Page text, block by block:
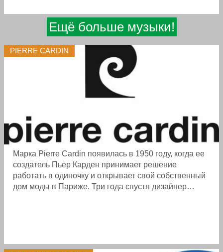
Ещё больше музыки!
PIERRE CARDIN
Марка Pierre Cardin появилась в 1950 году, когда ее
создатель Пьер Карден принимает решение
работать в одиночку и открывает свой собственный
дом моды в Париже. Три года спустя дизайнер